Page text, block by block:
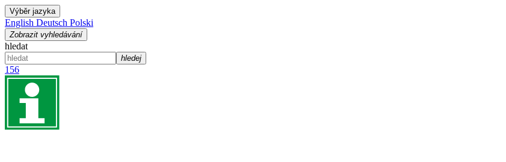
Výběr jazyka
English Deutsch Polski
Zobrazit vyhledávání
hledat
hledej
156